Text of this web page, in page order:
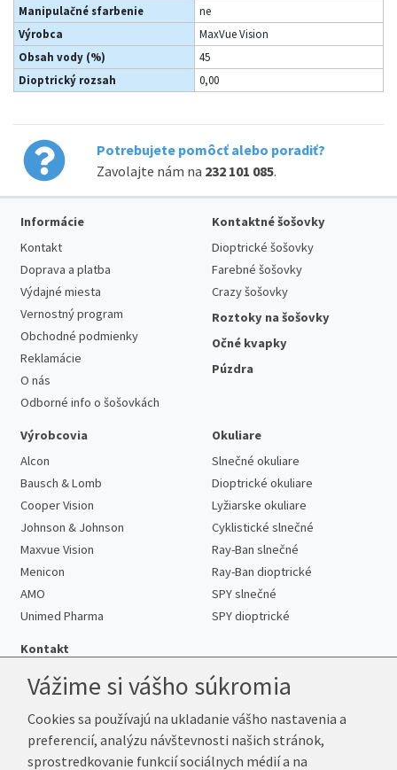
Manipulačné sfarbenie
ne
Výrobca
MaxVue Vision
Obsah vody (%)
45
Dioptrický rozsah
0,00
Potrebujete pomôcť alebo poradiť?
Zavolajte nám na 232 101 085.
Informácie
Kontakt
Doprava a platba
Výdajné miesta
Vernostný program
Obchodné podmienky
Reklamácie
O nás
Odborné info o šošovkách
Kontaktné šošovky
Dioptrické šošovky
Farebné šošovky
Crazy šošovky
Roztoky na šošovky
Očné kvapky
Púzdra
Výrobcovia
Alcon
Bausch & Lomb
Cooper Vision
Johnson & Johnson
Maxvue Vision
Menicon
AMO
Unimed Pharma
Okuliare
Slnečné okuliare
Dioptrické okuliare
Lyžiarske okuliare
Cyklistické slnečné
Ray-Ban slnečné
Ray-Ban dioptrické
SPY slnečné
SPY dioptrické
Kontakt
Telefón:+421 222 205 863
E-mail:info@kup-sosovky.sk
Vážime si vášho súkromia
Cookies sa používajú na ukladanie vášho nastavenia a
preferencií, analýzu návštevnosti našich stránok,
sprostredkovanie funkcií sociálnych médií a na